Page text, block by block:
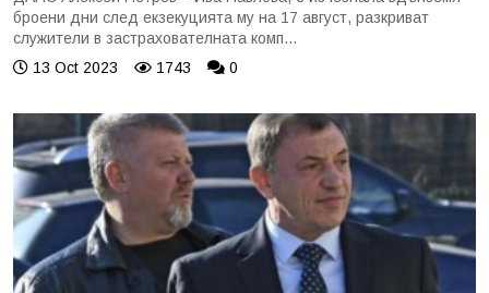
броени дни след екзекуцията му на 17 август, разкриват
служители в застрахователната комп...
13 Oct 2023
1743 0